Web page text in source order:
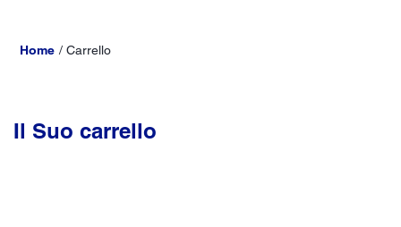
Home Carrello
Il Suo carrello